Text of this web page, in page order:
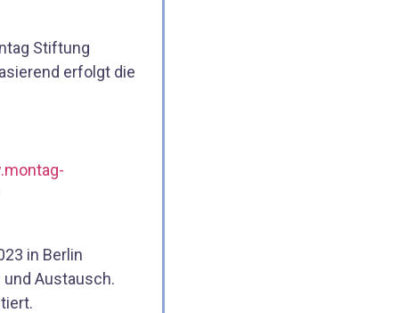
Stiftung
erfolgt die
in Berlin
Austausch.